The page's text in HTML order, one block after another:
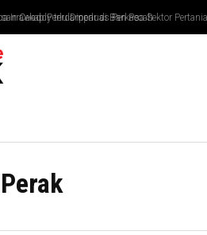
Cekap Perlu Diperluas Perkasa Sektor Pertanian
terdampar di Ban Pecah